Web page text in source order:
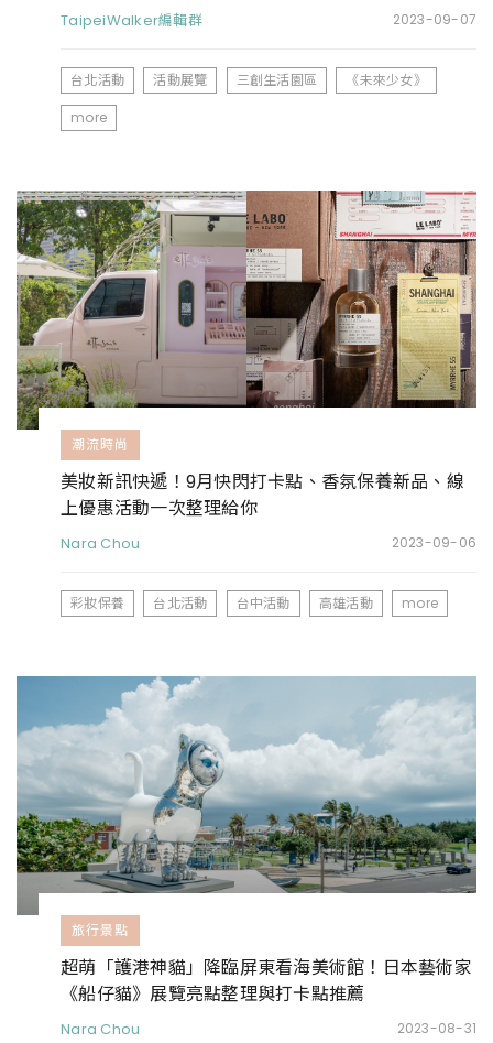
TaipeiWalker編輯群 2023-09-07
台北活動 活動展覽 三創生活園區
《未來少女》
more
潮流時尚
美妝新訊快遞！9月快閃打卡點、香氛保養新品、線
上優惠活動一次整理給你
Nara Chou 2023-09-06
彩妝保養 台北活動 台中活動 高雄活動 more
旅行景點
超萌「護港神貓」降臨屏東看海美術館！日本藝術家
《船仔貓》展覽亮點整理與打卡點推薦
Nara Chou 2023-08-31